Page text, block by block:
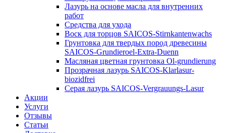
Лазурь на основе масла для внутренних
работ
Средства для ухода
Воск для торцов SAICOS-Stirnkantenwachs
Грунтовка для твердых пород древесины
SAICOS-Grundieroel-Extra-Duenn
Масляная цветная грунтовка Ol-grundierung
Прозрачная лазурь SAICOS-Klarlasur-
biozidfrei
Серая лазурь SAICOS-Vergrauungs-Lasur
Акции
Услуги
Отзывы
Статьи